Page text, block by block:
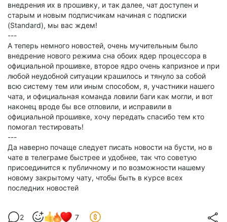
внедрения их в прошивку, и так далее, чат доступен и
старым и новым подписчикам начиная с подписки
(Standard), мы вас ждем!
---
А теперь немного новостей, очень мучительным было
внедрение нового режима сна обоих ядер процессора в
официальной прошивке, второе ядро очень капризное и при
любой неудобной ситуации крашилось и тянуло за собой
всю систему тем или иным способом, я, участники нашего
чата, и официальная команда ловили баги как могли, и вот
наконец вроде бы все отловили, и исправили в
официальной прошивке, хочу передать спасибо тем кто
помогал тестировать!
---
Да наверно почаще следует писать новости на бусти, но в
чате в телеграме быстрее и удобнее, так что советую
присоединится к публичному и по возможности нашему
новому закрытому чату, чтобы быть в курсе всех
последних новостей
2 7